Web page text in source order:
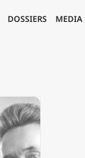
DOSSIERS MEDIA